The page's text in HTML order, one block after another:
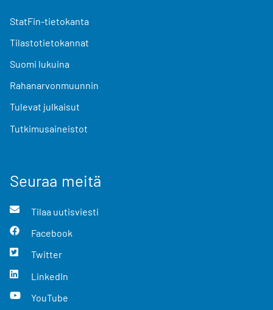
StatFin-tietokanta
Tilastotietokannat
Suomi lukuina
Rahanarvonmuunnin
Tulevat julkaisut
Tutkimusaineistot
Seuraa meitä
Tilaa uutisviesti
Facebook
Twitter
LinkedIn
YouTube